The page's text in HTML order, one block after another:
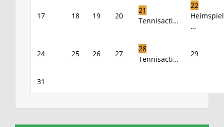
17 18 19 20
21
Tennisacti…
22
Heimspiel
…
24 25 26 27
28
Tennisacti…
29
31